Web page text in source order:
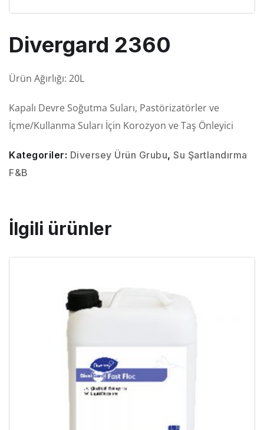
Divergard 2360
Ürün Ağırlığı: 20L
Kapalı Devre Soğutma Suları, Pastörizatörler ve
İçme/Kullanma Suları İçin Korozyon ve Taş Önleyici
Kategoriler: Diversey Ürün Grubu, Su Şartlandırma
F&B
İlgili ürünler